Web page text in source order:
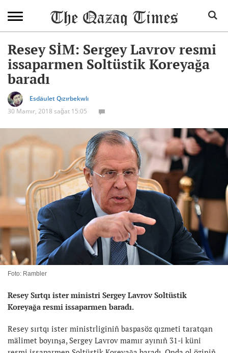
Resey SİM: Sergey Lavrov resmi
issaparmen Soltüstik Koreyağa
baradı
Esdäulet Qızırbekwlı
30 Mamır, 2018 sağat 15:05
Foto: Rambler
Resey Sırtqı ister ministri Sergey Lavrov Soltüstik
Koreyağa resmi issaparmen baradı.
Resey sırtqı ister ministrliginiñ baspasöz qızmeti taratqan
mälimet boyınşa, Sergey Lavrov mamır ayınıñ 31-i küni